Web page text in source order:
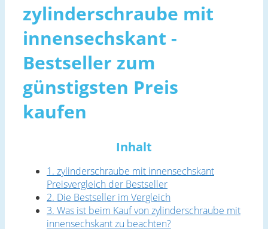
zylinderschraube mit
innensechskant -
Bestseller zum
günstigsten Preis
kaufen
Inhalt
1. zylinderschraube mit innensechskant
Preisvergleich der Bestseller
2. Die Bestseller im Vergleich
3. Was ist beim Kauf von zylinderschraube mit
innensechskant zu beachten?